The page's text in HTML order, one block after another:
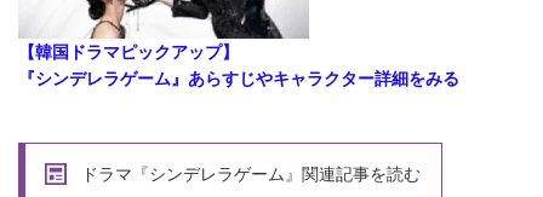
【韓国ドラマピックアップ】
『シンデレラゲーム』あらすじやキャラクター詳細をみる
ドラマ『シンデレラゲーム』関連記事を読む